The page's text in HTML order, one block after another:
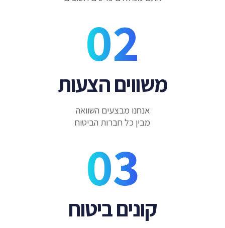
משווים הצעות
אנחנו מבצעים השוואה
מבין כל חברות הביטוח
קונים ביטוח